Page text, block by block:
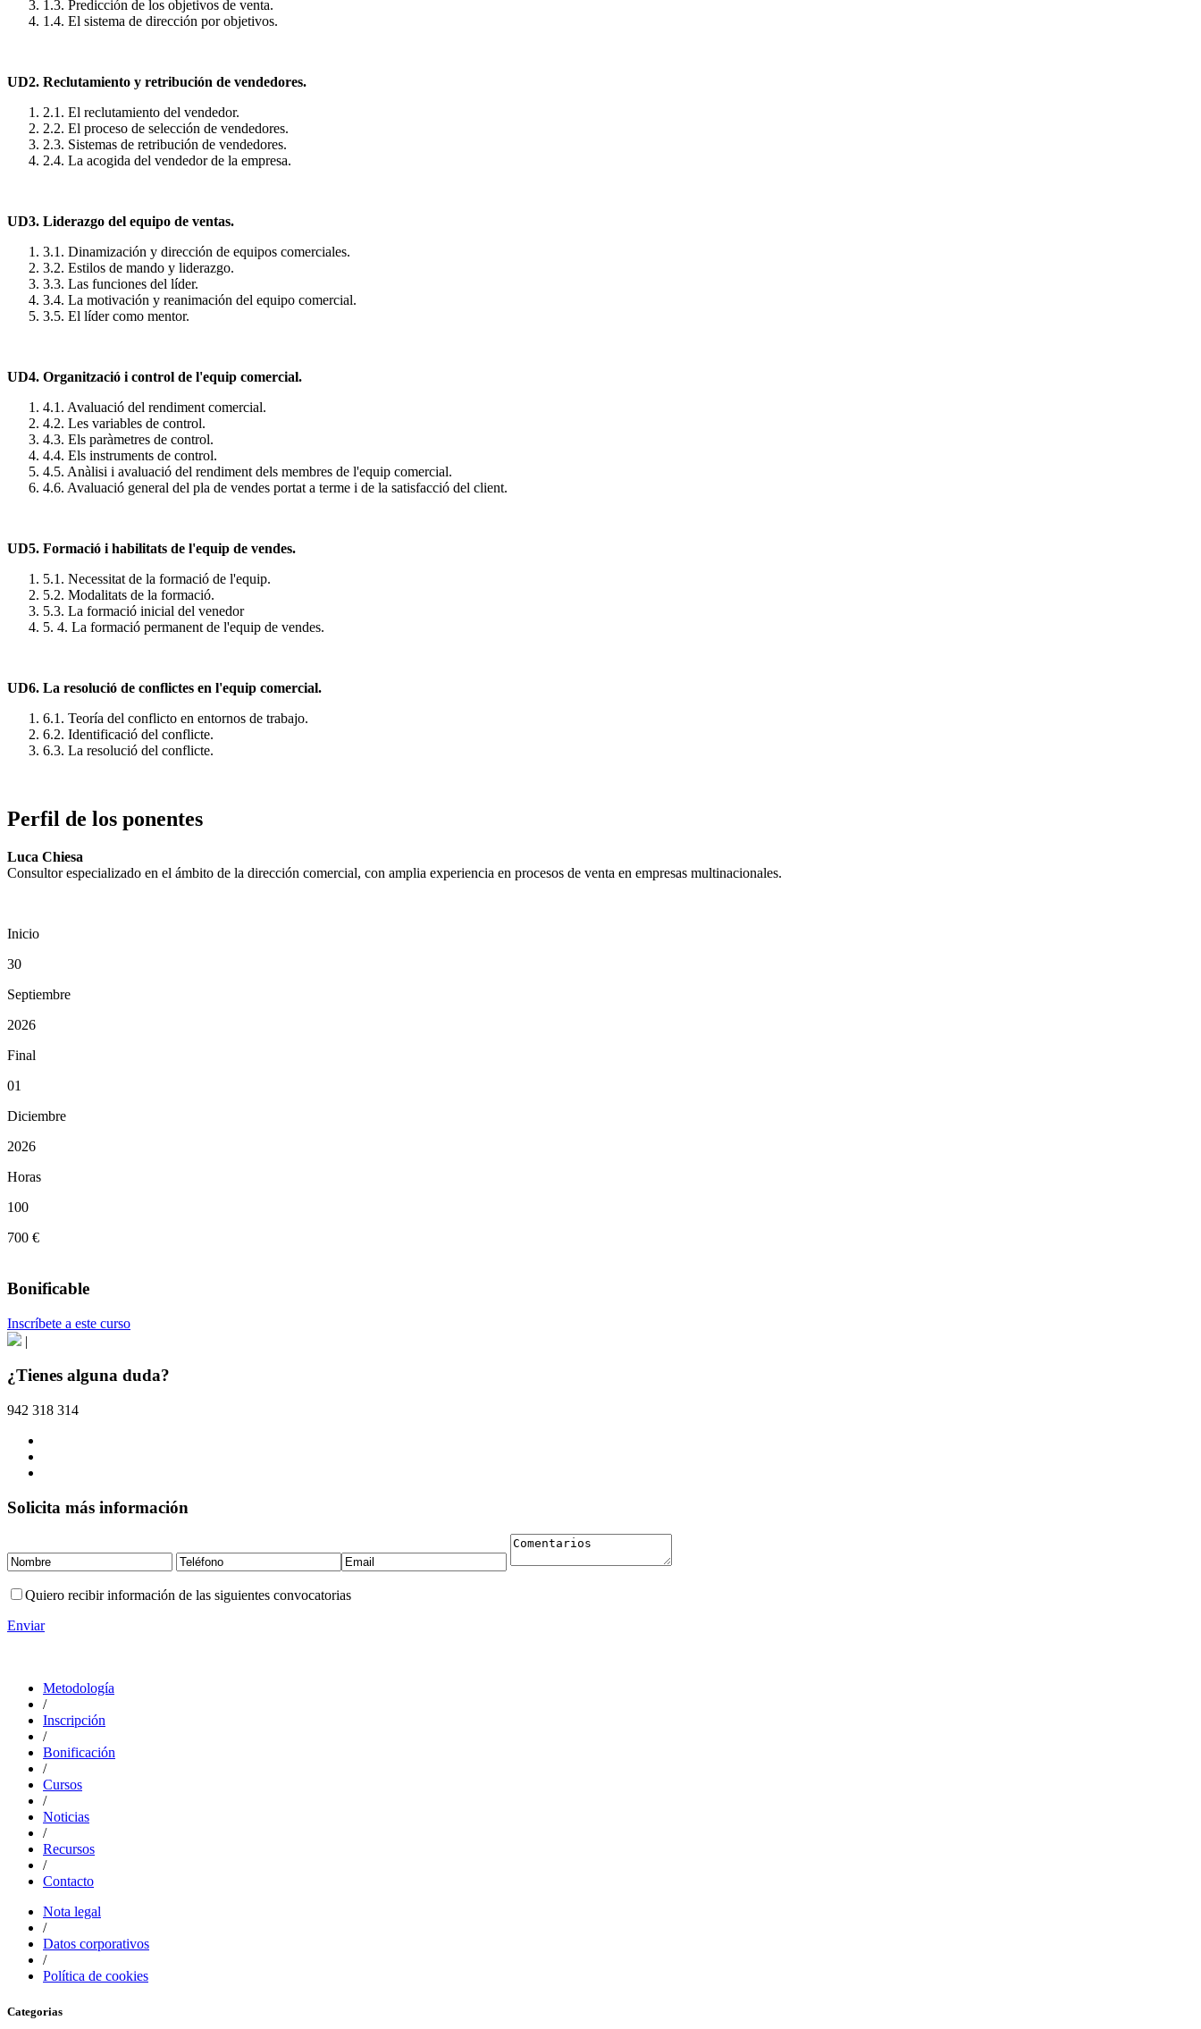
1.3. Predicción de los objetivos de venta.
1.4. El sistema de dirección por objetivos.
UD2. Reclutamiento y retribución de vendedores.
2.1. El reclutamiento del vendedor.
2.2. El proceso de selección de vendedores.
2.3. Sistemas de retribución de vendedores.
2.4. La acogida del vendedor de la empresa.
UD3. Liderazgo del equipo de ventas.
3.1. Dinamización y dirección de equipos comerciales.
3.2. Estilos de mando y liderazgo.
3.3. Las funciones del líder.
3.4. La motivación y reanimación del equipo comercial.
3.5. El líder como mentor.
UD4. Organització i control de l'equip comercial.
4.1. Avaluació del rendiment comercial.
4.2. Les variables de control.
4.3. Els paràmetres de control.
4.4. Els instruments de control.
4.5. Anàlisi i avaluació del rendiment dels membres de l'equip comercial.
4.6. Avaluació general del pla de vendes portat a terme i de la satisfacció del client.
UD5. Formació i habilitats de l'equip de vendes.
5.1. Necessitat de la formació de l'equip.
5.2. Modalitats de la formació.
5.3. La formació inicial del venedor
5. 4. La formació permanent de l'equip de vendes.
UD6. La resolució de conflictes en l'equip comercial.
6.1. Teoría del conflicto en entornos de trabajo.
6.2. Identificació del conflicte.
6.3. La resolució del conflicte.
Perfil de los ponentes
Luca Chiesa
Consultor especializado en el ámbito de la dirección comercial, con amplia experiencia en procesos de venta en empresas multinacionales.
Inicio
30
Septiembre
2026
Final
01
Diciembre
2026
Horas
100
700 €
Bonificable
Inscríbete a este curso
|
¿Tienes alguna duda?
942 318 314
Solicita más información
Quiero recibir información de las siguientes convocatorias
Enviar
Metodología
/
Inscripción
/
Bonificación
/
Cursos
/
Noticias
/
Recursos
/
Contacto
Nota legal
/
Datos corporativos
/
Política de cookies
Categorias